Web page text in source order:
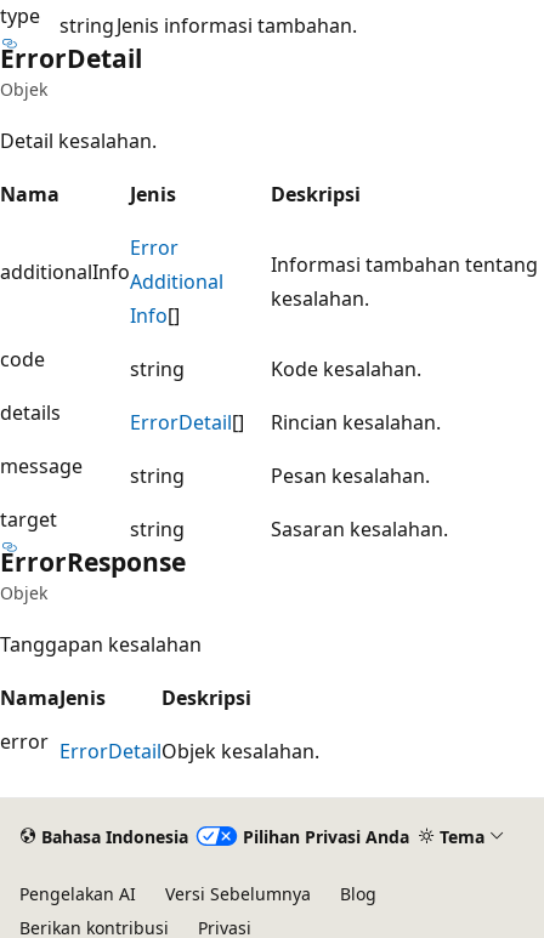
type
stringJenis informasi tambahan.
ErrorDetail
Objek
Detail kesalahan.
Nama
Jenis Deskripsi
additionalInfo
Error
Additional
Info[]
Informasi tambahan tentang
kesalahan.
code string
Kode kesalahan.
details
ErrorDetail[]
Rincian kesalahan.
message
string
Pesan kesalahan.
target
string Sasaran kesalahan.
ErrorResponse
Objek
Tanggapan kesalahan
NamaJenis
Deskripsi
error ErrorDetailObjek kesalahan.
Bahasa Indonesia Pilihan Privasi Anda Tema
Pengelakan AI Versi Sebelumnya
Blog
Berikan kontribusi
Privasi